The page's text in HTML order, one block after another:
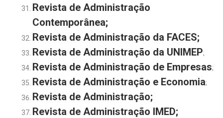
Revista de Administração
Contemporânea;
Revista de Administração da FACES;
Revista de Administração da UNIMEP;
Revista de Administração de Empresas;
Revista de Administração e Economia;
Revista de Administração;
Revista de Administração IMED;